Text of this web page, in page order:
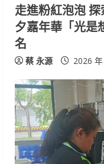
走進粉紅泡泡
夕嘉年華「光是
名
蔡 永源 2026